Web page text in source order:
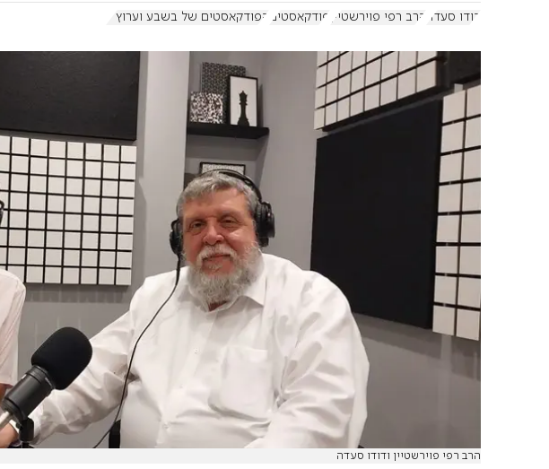
דודו סעדה
הרב רפי פוירשטיין פודקאסטים הפודקאסטים של בשבע וערוץ 7
הרב רפי פוירשטיין ודודו סעדה